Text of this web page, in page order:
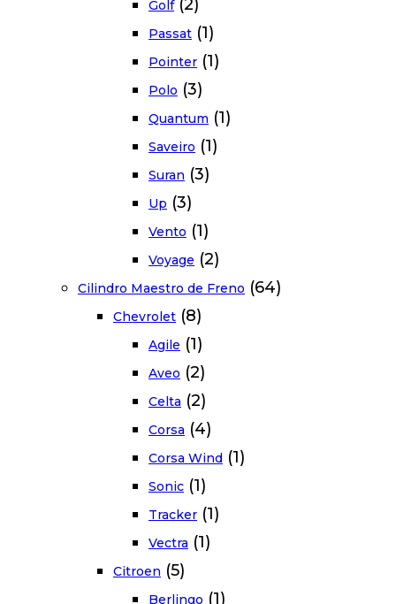
Golf (2)
Passat (1)
Pointer (1)
Polo (3)
Quantum (1)
Saveiro (1)
Suran (3)
Up (3)
Vento (1)
Voyage (2)
Cilindro Maestro de Freno (64)
Chevrolet (8)
Agile (1)
Aveo (2)
Celta (2)
Corsa (4)
Corsa Wind (1)
Sonic (1)
Tracker (1)
Vectra (1)
Citroen (5)
Berlingo (1)